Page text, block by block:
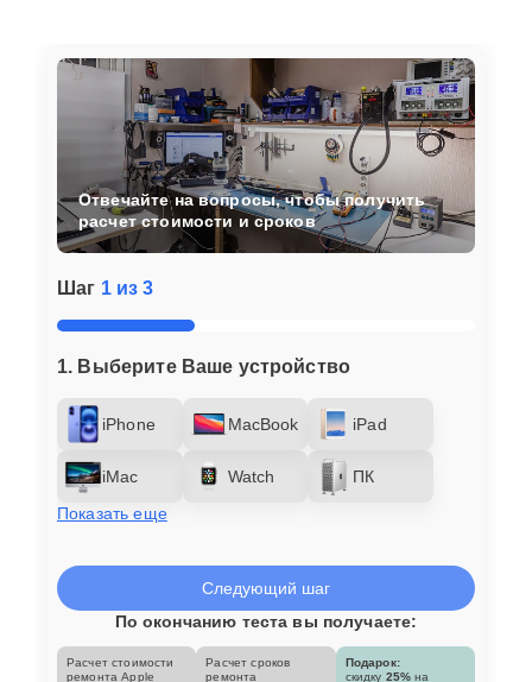
Шаг 1 из 3
1. Выберите Ваше устройство
iPhone MacBook iPad
iMac Watch
ПК
Показать еще
Отвечайте на вопросы, чтобы получить
расчет стоимости и сроков
Следующий шаг
По окончанию теста вы получаете:
Расчет стоимости
ремонта Apple
Расчет сроков
ремонта
Подарок:
скидку 25% на